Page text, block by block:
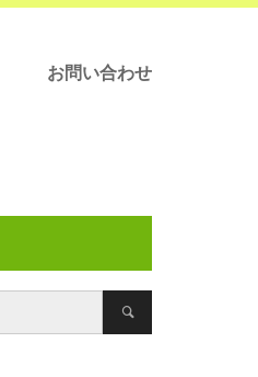
お問い合わせ